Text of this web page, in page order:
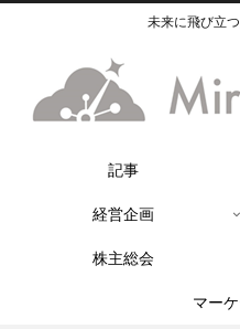
未来に飛び立
記事
経営企画
株主総会
マー